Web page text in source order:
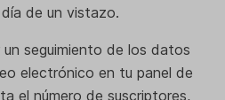
de un vistazo.
un seguimiento de los datos
electrónico en tu panel de
el número de suscriptores,